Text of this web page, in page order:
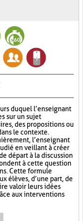
duquel l’enseignant
sur un sujet
des propositions ou
le contexte.
l’enseignant
en veillant à créer
départ à la discussion
à cette question
Cette formule
élèves, d’une part, de
valoir leurs idées
aux interventions